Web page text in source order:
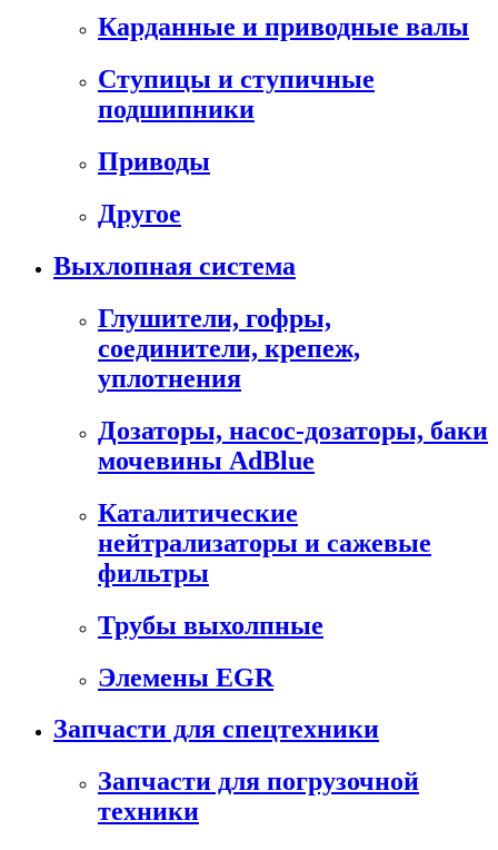
Карданные и приводные валы
Ступицы и ступичные
подшипники
Приводы
Другое
Выхлопная система
Глушители, гофры,
соединители, крепеж,
уплотнения
Дозаторы, насос-дозаторы, баки
мочевины AdBlue
Каталитические
нейтрализаторы и сажевые
фильтры
Трубы выхолпные
Элемены EGR
Запчасти для спецтехники
Запчасти для погрузочной
техники